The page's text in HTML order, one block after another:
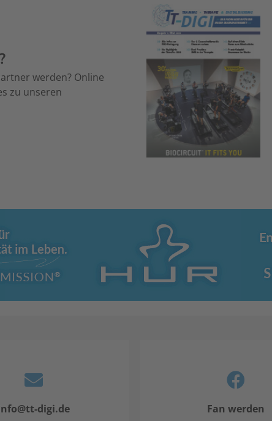
werden? Online
zu unseren
digi.de Fan werden